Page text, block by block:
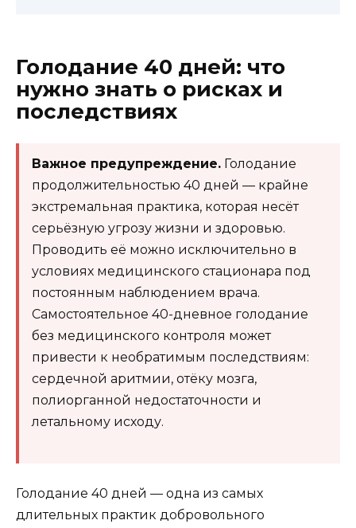
Голодание 40 дней: что
нужно знать о рисках и
последствиях
Важное предупреждение. Голодание
продолжительностью 40 дней — крайне
экстремальная практика, которая несёт
серьёзную угрозу жизни и здоровью.
Проводить её можно исключительно в
условиях медицинского стационара под
постоянным наблюдением врача.
Самостоятельное 40-дневное голодание
без медицинского контроля может
привести к необратимым последствиям:
сердечной аритмии, отёку мозга,
полиорганной недостаточности и
летальному исходу.
Голодание 40 дней — одна из самых
длительных практик добровольного